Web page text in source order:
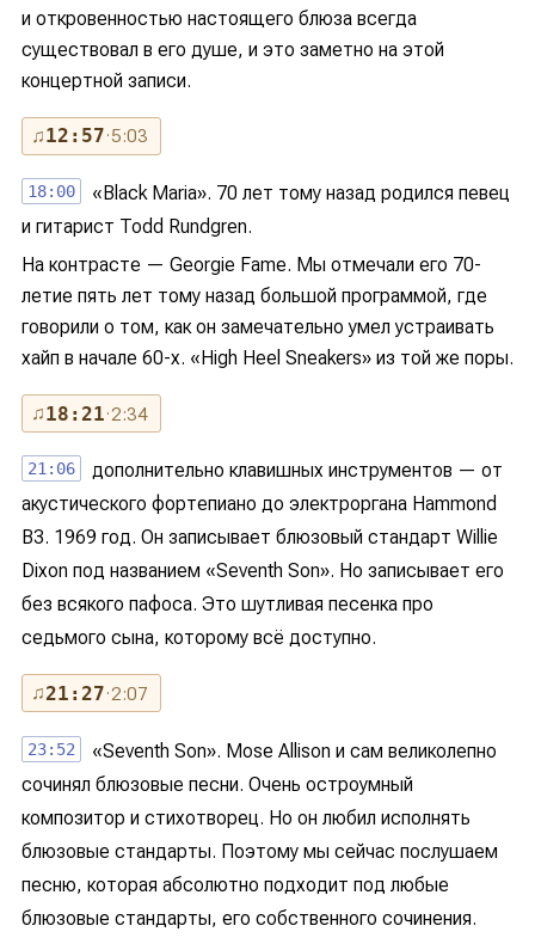
и откровенностью настоящего блюза всегда
существовал в его душе, и это заметно на этой
концертной записи.
♫12:57· 5:03
18:00
«Black Maria». 70 лет тому назад родился певец
и гитарист Todd Rundgren.
На контрасте — Georgie Fame. Мы отмечали его 70-
летие пять лет тому назад большой программой, где
говорили о том, как он замечательно умел устраивать
хайп в начале 60-х. «High Heel Sneakers» из той же поры.
♫18:21· 2:34
21:06
дополнительно клавишных инструментов — от
акустического фортепиано до электроргана Hammond
B3. 1969 год. Он записывает блюзовый стандарт Willie
Dixon под названием «Seventh Son». Но записывает его
без всякого пафоса. Это шутливая песенка про
седьмого сына, которому всё доступно.
♫21:27· 2:07
23:52
«Seventh Son». Mose Allison и сам великолепно
сочинял блюзовые песни. Очень остроумный
композитор и стихотворец. Но он любил исполнять
блюзовые стандарты. Поэтому мы сейчас послушаем
песню, которая абсолютно подходит под любые
блюзовые стандарты, его собственного сочинения.